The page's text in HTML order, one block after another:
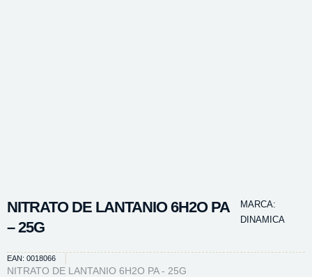
NITRATO DE LANTANIO 6H2O PA
– 25G
MARCA:
DINAMICA
EAN: 0018066
NITRATO DE LANTANIO 6H2O PA - 25G